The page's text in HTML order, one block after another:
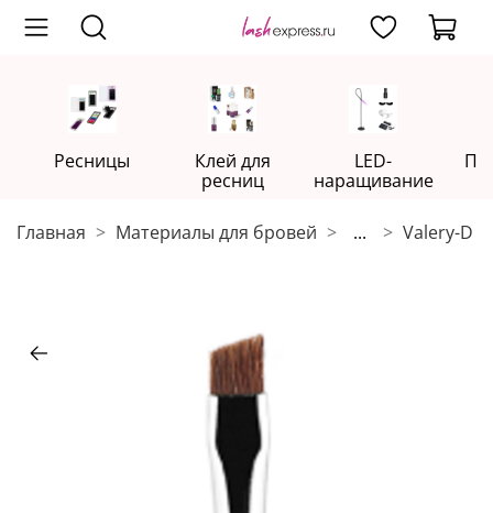
Ресницы
Клей для
ресниц
LED-
наращивание
Главная Материалы для бровей ... Valery-D